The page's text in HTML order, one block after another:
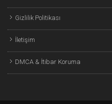
Gizlilik Politikası
İletişim
DMCA & İtibar Koruma